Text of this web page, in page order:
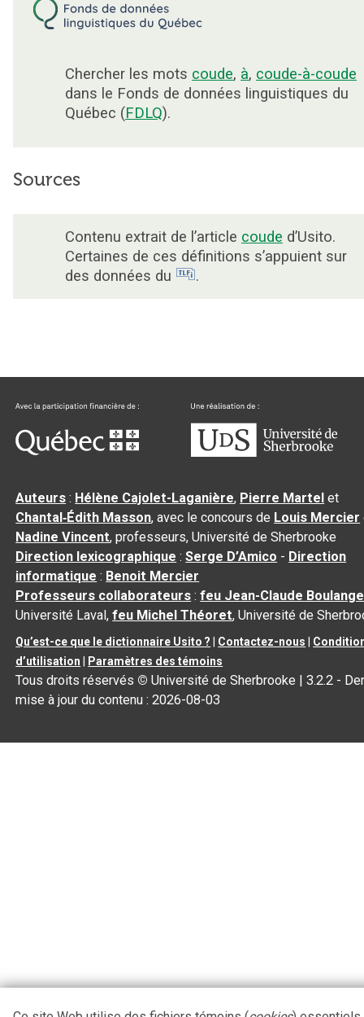
Chercher les mots coude, à, coude-à-coude
dans le Fonds de données linguistiques du
Québec (FDLQ).
Sources
Contenu extrait de l’article coude d’Usito.
Certaines de ces définitions s’appuient sur
des données du
.
Auteurs : Hélène Cajolet-Laganière, Pierre Martel et
Chantal‑Édith Masson, avec le concours de Louis Mercier
Nadine Vincent, professeurs, Université de Sherbrooke
Direction lexicographique :Serge D’Amico - Direction
informatique : Benoit Mercier
Professeurs collaborateurs :feu Jean-Claude
Université Laval,feu Michel Théoret, Université de
Qu’est-ce que le dictionnaire Usito ? Contactez-nous
d’utilisation
Paramètres des témoins
Tous droits réservés © Université de Sherbrooke |3.2.2 -
mise à jour du contenu :2026-08-03